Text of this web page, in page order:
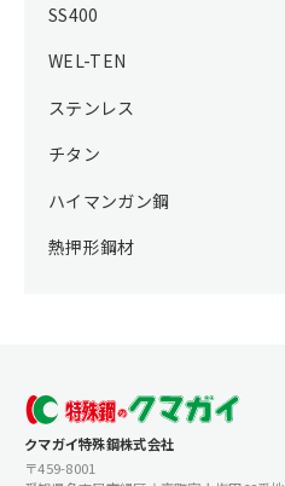
SS400
WEL-TEN
ステンレス
チタン
ハイマンガン鋼
熱押形鋼材
クマガイ特殊鋼株式会社
〒459-8001